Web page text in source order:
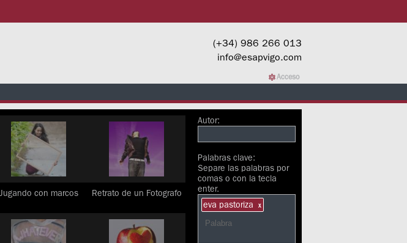
(+34) 986 266 013
info@esapvigo.com
Acceso
Jugando con marcos Retrato de un Fotografo
Autor:
Palabras clave:
Separe las palabras por
comas o con la tecla
enter.
eva pastoriza
x